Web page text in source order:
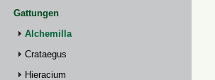
Gattungen
Alchemilla
Crataegus
Hieracium